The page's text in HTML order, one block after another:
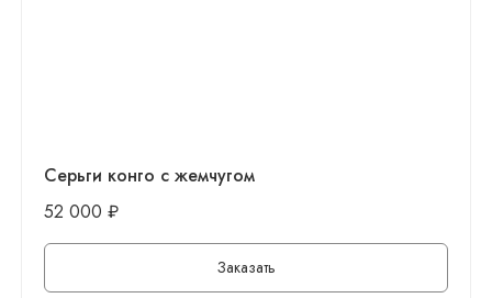
Серьги конго с жемчугом
52 000 ₽
Заказать